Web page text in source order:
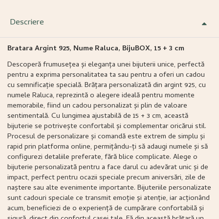
Descriere
Bratara Argint 925, Nume Raluca, BijuBOX, 15 + 3 cm
Descoperă frumusețea și eleganța unei bijuterii unice, perfectă
pentru a exprima personalitatea ta sau pentru a oferi un cadou
cu semnificație specială. Brățara personalizată din argint 925, cu
numele Raluca, reprezintă o alegere ideală pentru momente
memorabile, fiind un cadou personalizat și plin de valoare
sentimentală. Cu lungimea ajustabilă de 15 + 3 cm, această
bijuterie se potrivește confortabil și complementar oricărui stil.
Procesul de personalizare și comandă este extrem de simplu și
rapid prin platforma online, permițându-ți să adaugi numele și să
configurezi detaliile preferate, fără blice complicate. Alege o
bijuterie personalizată pentru a face darul cu adevărat unic și de
impact, perfect pentru ocazii speciale precum aniversări, zile de
naștere sau alte evenimente importante. Bijuteriile personalizate
sunt cadouri speciale ce transmit emoție și atenție, iar acționând
acum, beneficiezi de o experiență de cumpărare confortabilă și